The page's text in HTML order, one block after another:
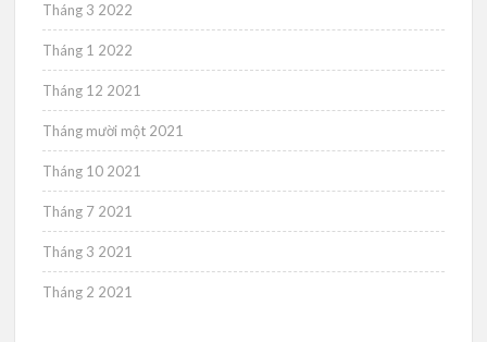
Tháng 3 2022
Tháng 1 2022
Tháng 12 2021
Tháng mười một 2021
Tháng 10 2021
Tháng 7 2021
Tháng 3 2021
Tháng 2 2021